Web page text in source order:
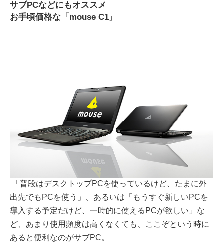
サブPCなどにもオススメ
お手頃価格な「mouse C1」
「普段はデスクトップPCを使っているけど、たまに外
出先でもPCを使う」、あるいは「もうすぐ新しいPCを
導入する予定だけど、一時的に使えるPCが欲しい」な
ど、あまり使用頻度は高くなくても、ここぞという時に
あると便利なのがサブPC。